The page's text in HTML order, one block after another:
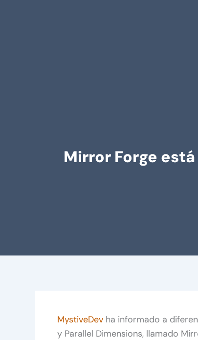
Mirror Forge
MystiveDev ha informado a
y Parallel Dimensions, llamado